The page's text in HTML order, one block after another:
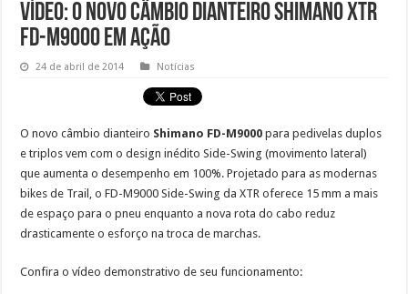
Vídeo: O novo câmbio dianteiro Shimano XTR
FD-M9000 em ação
24 de abril de 2014 Notícias
O novo câmbio dianteiro Shimano FD-M9000 para pedivelas duplos
e triplos vem com o design inédito Side-Swing (movimento lateral)
que aumenta o desempenho em 100%. Projetado para as modernas
bikes de Trail, o FD-M9000 Side-Swing da XTR oferece 15 mm a mais
de espaço para o pneu enquanto a nova rota do cabo reduz
drasticamente o esforço na troca de marchas.
Confira o vídeo demonstrativo de seu funcionamento: